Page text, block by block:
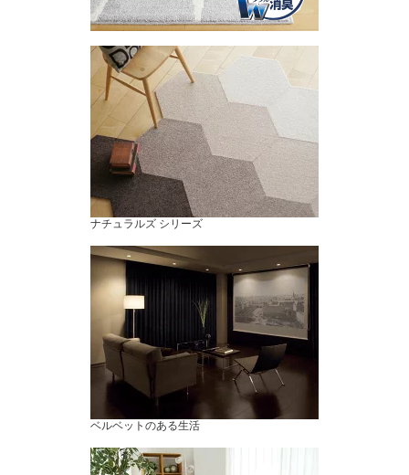
ナチュラルズ シリーズ
ベルベットのある生活